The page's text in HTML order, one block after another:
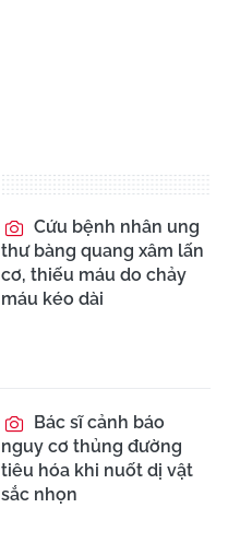
Cứu bệnh nhân ung
thư bàng quang xâm lấn
cơ, thiếu máu do chảy
máu kéo dài
Bác sĩ cảnh báo
nguy cơ thủng đường
tiêu hóa khi nuốt dị vật
sắc nhọn